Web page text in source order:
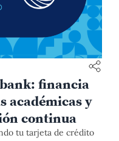
financia
académicas y
continua
tu tarjeta de crédito